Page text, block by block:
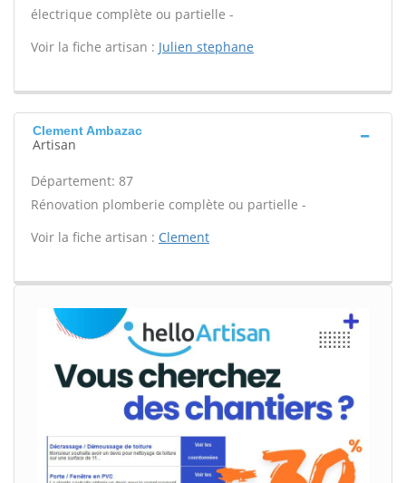
électrique complète ou partielle -
Voir la fiche artisan : Julien stephane
Clement Ambazac
Artisan
Département: 87
Rénovation plomberie complète ou partielle -
Voir la fiche artisan : Clement